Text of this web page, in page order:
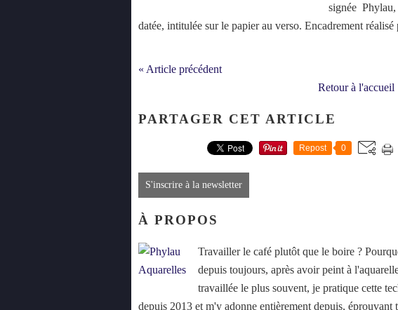
signée
datée, intitulée sur le papier au verso. Encadrement réalisé
« Article précédent
Retour à l'accueil
PARTAGER CET ARTICLE
Repost 0
S'inscrire à la newsletter
À PROPOS
Travailler le café plutôt que le boire ?
depuis toujours, après avoir peint à
travaillée le plus souvent, je pratique cette
depuis 2013 et m'y adonne entièrement depuis, éprouvant